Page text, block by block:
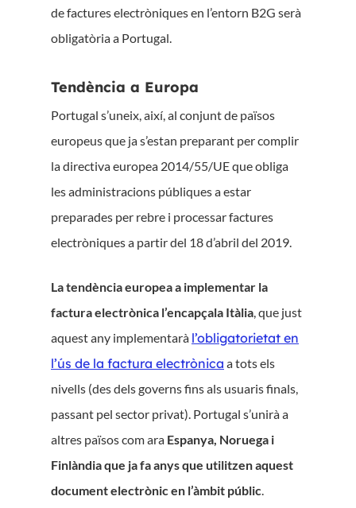
de factures electròniques en l’entorn B2G serà
obligatòria a Portugal.
Tendència a Europa
Portugal s’uneix, així, al conjunt de països
europeus que ja s’estan preparant per complir
la directiva europea 2014/55/​​UE que obliga
les administracions públiques a estar
preparades per rebre i processar factures
electròniques a partir del 18 d’abril del 2019.
La tendència europea a implementar la
factura electrònica l’encapçala Itàlia, que just
aquest any implementarà l’obligatorietat en
l’ús de la factura electrònica a tots els
nivells (des dels governs fins als usuaris finals,
passant pel sector privat). Portugal s’unirà a
altres països com ara Espanya, Noruega i
Finlàndia que ja fa anys que utilitzen aquest
document electrònic en l’àmbit públic.